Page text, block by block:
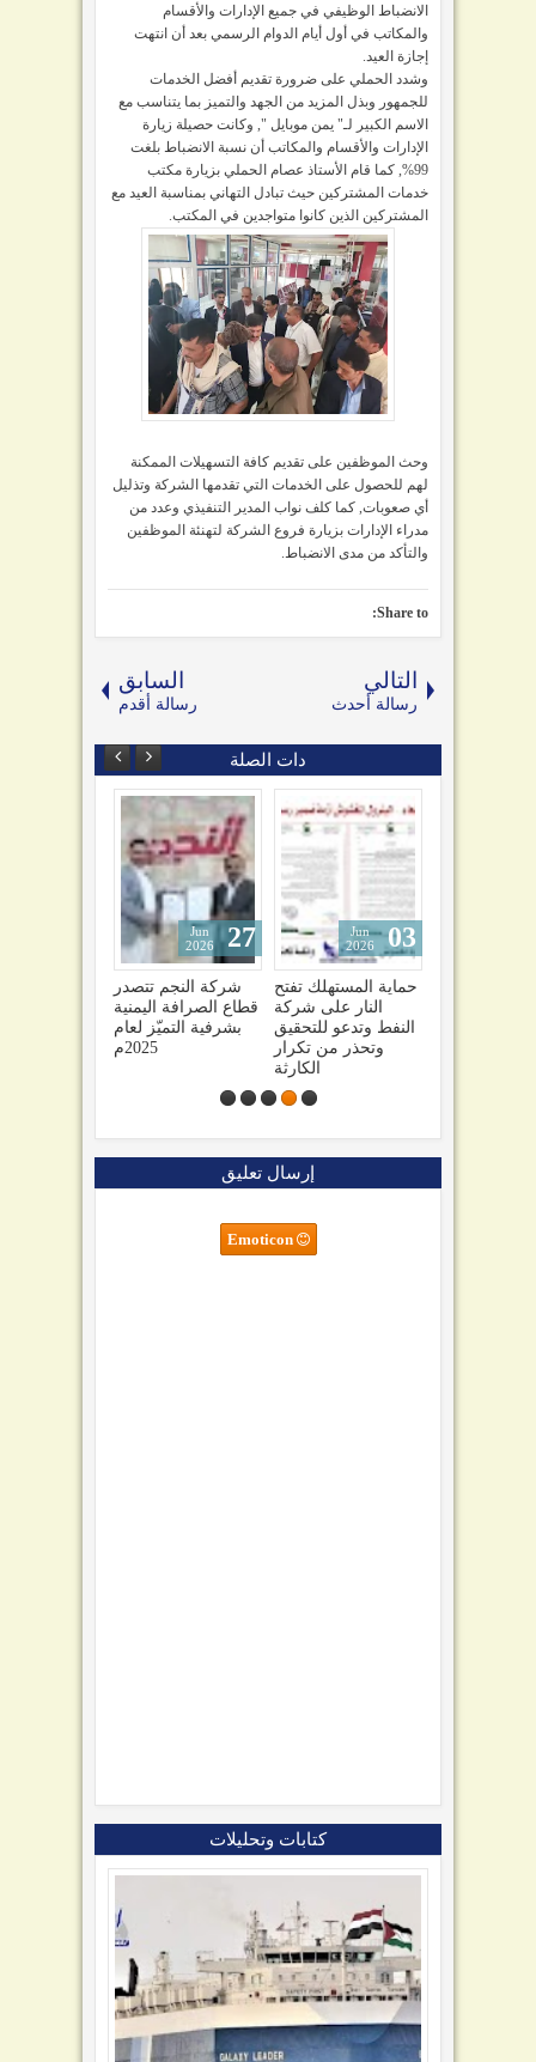
الانضباط الوظيفي في جميع الإدارات والأقسام
والمكاتب في أول أيام الدوام الرسمي بعد أن انتهت
إجازة العيد.
وشدد الحملي على ضرورة تقديم أفضل الخدمات
للجمهور وبذل المزيد من الجهد والتميز بما يتناسب مع
الاسم الكبير لـ" يمن موبايل ", وكانت حصيلة زيارة
الإدارات والأقسام والمكاتب أن نسبة الانضباط بلغت
99%, كما قام الأستاذ عصام الحملي بزيارة مكتب
خدمات المشتركين حيث تبادل التهاني بمناسبة العيد مع
المشتركين الذين كانوا متواجدين في المكتب.
وحث الموظفين على تقديم كافة التسهيلات الممكنة
لهم للحصول على الخدمات التي تقدمها الشركة وتذليل
أي صعوبات, كما كلف نواب المدير التنفيذي وعدد من
مدراء الإدارات بزيارة فروع الشركة لتهنئة الموظفين
والتأكد من مدى الانضباط.
Share to:
التالي
رسالة أحدث
السابق
رسالة أقدم
دات الصلة
شركة النجم تتصدر
قطاع الصرافة اليمنية
بشرفية التميّز لعام
27
2026
حماية المستهلك تفتح
النار على شركة
النفط وتدعو للتحقيق
وتحذر من تكرار
03
Jun
2026
الرياضة تجمع
اليمنيين.. ومبادرة
تجارية تعزّز روح
الوحدة بين صنعاء
إرسال تعليق
Emoticon
كتابات وتحليلات